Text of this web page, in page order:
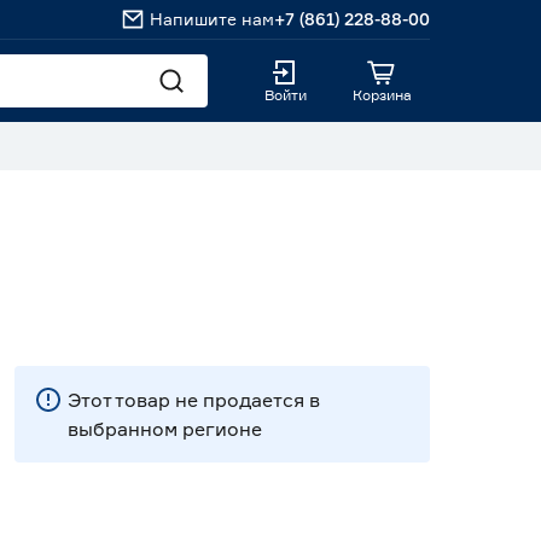
Напишите нам+7 (861) 228-88-00
Войти Корзина
Этот товар не продается в
выбранном регионе